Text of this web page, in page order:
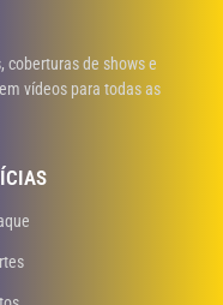
coberturas de shows e
vídeos para todas as